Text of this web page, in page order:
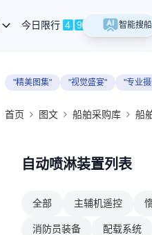
"精美图集" "视觉盛宴" "专业
首页 图文 船舶采购库 船
自动喷淋装置列表
全部 主辅机遥控
消防员装备 配载系统
今日限行 4 9 智能搜船